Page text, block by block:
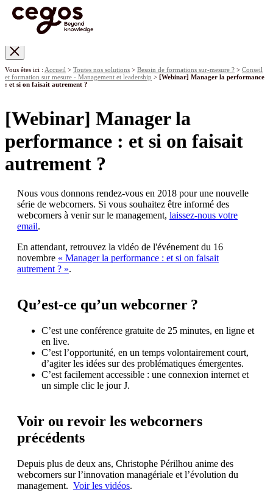
Vous êtes ici : Accueil > Toutes nos solutions > Besoin de formations sur-mesure ? > Conseil
et formation sur mesure - Management et leadership > [Webinar] Manager la performance
: et si on faisait autrement ?
[Webinar] Manager la
performance : et si on faisait
autrement ?
Nous vous donnons rendez-vous en 2018 pour une nouvelle
série de webcorners. Si vous souhaitez être informé des
webcorners à venir sur le management, laissez-nous votre
email.
En attendant, retrouvez la vidéo de l'événement du 16
novembre « Manager la performance : et si on faisait
autrement ? ».
Qu’est-ce qu’un webcorner ?
C’est une conférence gratuite de 25 minutes, en ligne et
en live.
C’est l’opportunité, en un temps volontairement court,
d’agiter les idées sur des problématiques émergentes.
C’est facilement accessible : une connexion internet et
un simple clic le jour J.
Voir ou revoir les webcorners
précédents
Depuis plus de deux ans, Christophe Périlhou anime des
webcorners sur l’innovation managériale et l’évolution du
management. Voir les vidéos.